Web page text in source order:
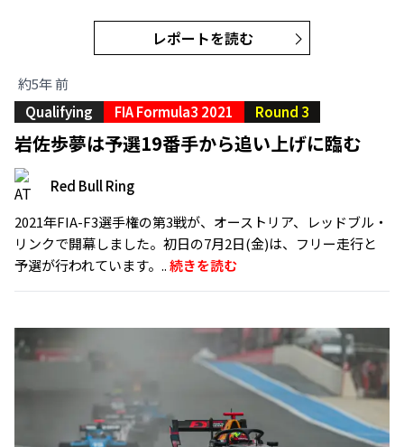
レポートを読む
約5年 前
Qualifying
FIA Formula3 2021 Round 3
岩佐歩夢は予選19番手から追い上げに臨む
Red Bull Ring
2021年FIA-F3選手権の第3戦が、オーストリア、レッドブル・
リンクで開幕しました。初日の7月2日(金)は、フリー走行と
予選が行われています。..続きを読む